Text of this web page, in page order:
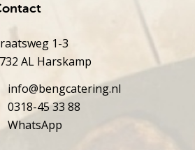
1-3
AL Harskamp
info@bengcatering.nl
0318-45 33 88
WhatsApp